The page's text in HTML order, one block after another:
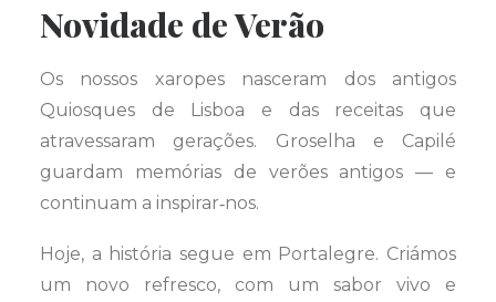
Novidade de Verão
Os nossos xaropes nasceram dos antigos
Quiosques de Lisboa e das receitas que
atravessaram gerações. Groselha e Capilé
guardam memórias de verões antigos — e
continuam a inspirar‑nos.
Hoje, a história segue em Portalegre. Criámos
um novo refresco, com um sabor vivo e